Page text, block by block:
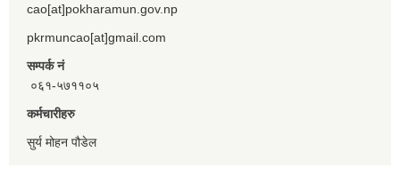
cao[at]pokharamun.gov.np
pkrmuncao[at]gmail.com
सम्पर्क नं
०६१-५७११०५
कर्मचारीहरु
सुर्य मोहन पौडेल